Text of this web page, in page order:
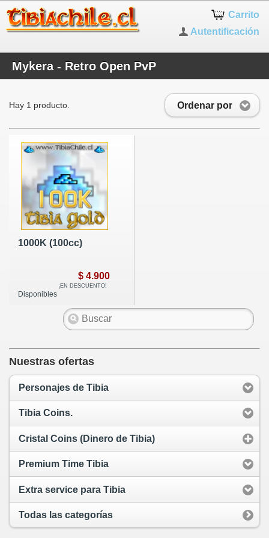
Carrito
Autentificación
Mykera - Retro Open PvP
Ordenar por
Hay 1 producto.
1000K (100cc)
$ 4.900
¡EN DESCUENTO!
Disponibles
Nuestras ofertas
Personajes de Tibia
Tibia Coins.
Cristal Coins (Dinero de Tibia)
Premium Time Tibia
Extra service para Tibia
Todas las categorías